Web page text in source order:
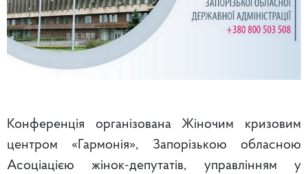
Конференція організована Жіночим кризовим
центром «Гармонія», Запорізькою обласною
Асоціацією жінок-депутатів, управлінням у